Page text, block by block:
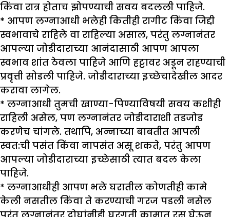
किंवा रात्र होताच झोपण्याची सवय बदलली पाहिजे.
* आपण लग्नाआधी भलेही कितीही रागीट किंवा जिद्दी
स्वभावाचे राहिले वा राहिल्या असाल, परंतु लग्नानंतर
आपल्या जोडीदाराच्या आनंदासाठी आपण आपला
स्वभाव शांत ठेवला पाहिजे आणि हट्टावर अडून राहण्याची
प्रवृत्ती सोडली पाहिजे. जोडीदाराच्या इच्छेचादेखील आदर
करावा लागेल.
* लग्नाआधी तुमची खाण्या-पिण्याविषयी सवय कशीही
राहिली असेल, पण लग्नानंतर जोडीदाराशी तडजोड
करणेच चांगले. तथापि, अन्नाच्या बाबतीत आपली
स्वत:ची पसंत किंवा नापसंत असू शकते, परंतु आपण
आपल्या जोडीदाराच्या इच्छेसाठी त्यात बदल केला
पाहिजे.
* लग्नाआधीही आपण भले घरातील कोणतीही कामे
केली नसतील किंवा ते करण्याची गरज पडली नसेल